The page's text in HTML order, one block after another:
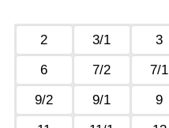
2 3/1 3
6
7/2 7/1
9/2
9/1 9